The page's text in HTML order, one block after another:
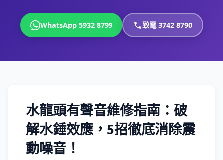
WhatsApp 5932 8799 致電 3742 8790
水龍頭有聲音維修指南：破
解水錘效應，5招徹底消除震
動噪音！